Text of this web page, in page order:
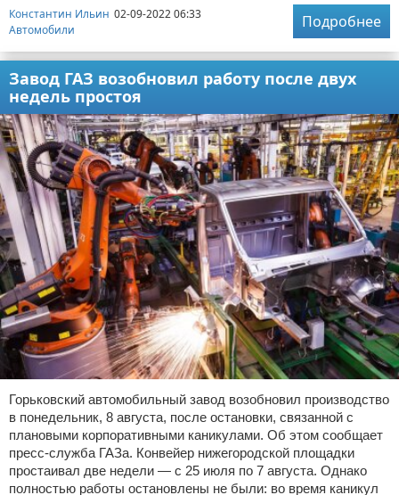
Константин Ильин 02-09-2022 06:33
Автомобили
Подробнее
Завод ГАЗ возобновил работу после двух
недель простоя
Горьковский автомобильный завод возобновил производство
в понедельник, 8 августа, после остановки, связанной с
плановыми корпоративными каникулами. Об этом сообщает
пресс-служба ГАЗа. Конвейер нижегородской площадки
простаивал две недели — с 25 июля по 7 августа. Однако
полностью работы остановлены не были: во время каникул